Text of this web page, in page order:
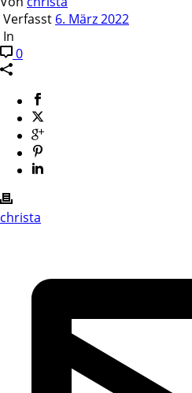
Verfasst 6. März 2022
In
0
christa